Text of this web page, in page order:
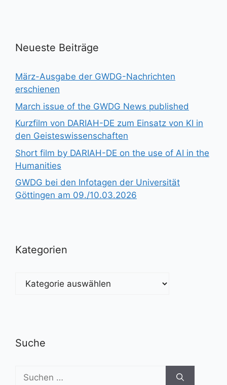
Neueste Beiträge
März-Ausgabe der GWDG-Nachrichten
erschienen
March issue of the GWDG News published
Kurzfilm von DARIAH-DE zum Einsatz von KI in
den Geisteswissenschaften
Short film by DARIAH-DE on the use of AI in the
Humanities
GWDG bei den Infotagen der Universität
Göttingen am 09./10.03.2026
Kategorien
Kategorien
Suche
Suchen